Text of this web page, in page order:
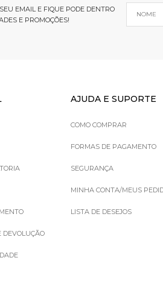
EMAIL E FIQUE PODE DENTRO
E PROMOÇÕES!
DEVOLUÇÃO
AJUDA E SUPORTE
COMO COMPRAR
FORMAS DE PAGAMENTO
SEGURANÇA
MINHA CONTA/MEUS
LISTA DE DESEJOS